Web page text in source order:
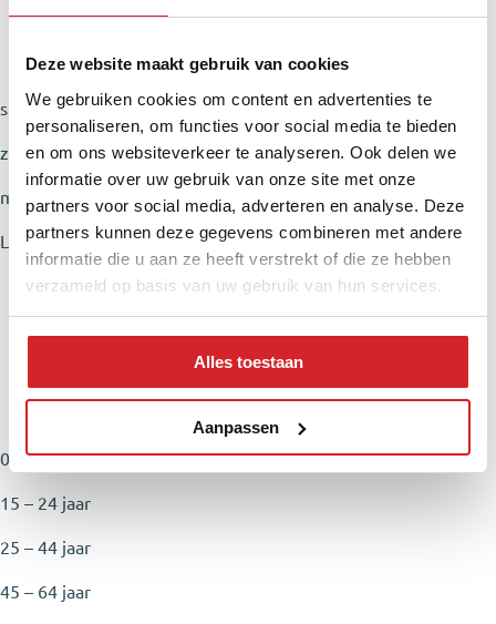
Deze website maakt gebruik van cookies
We gebruiken cookies om content en advertenties te
personaliseren, om functies voor social media te bieden
en om ons websiteverkeer te analyseren. Ook delen we
informatie over uw gebruik van onze site met onze
partners voor social media, adverteren en analyse. Deze
partners kunnen deze gegevens combineren met andere
informatie die u aan ze heeft verstrekt of die ze hebben
verzameld op basis van uw gebruik van hun services.
Alles toestaan
Aanpassen
single
zonder kinderen
met kinderen
Leeftijdsopbouw
0 – 14 jaar
15 – 24 jaar
25 – 44 jaar
45 – 64 jaar